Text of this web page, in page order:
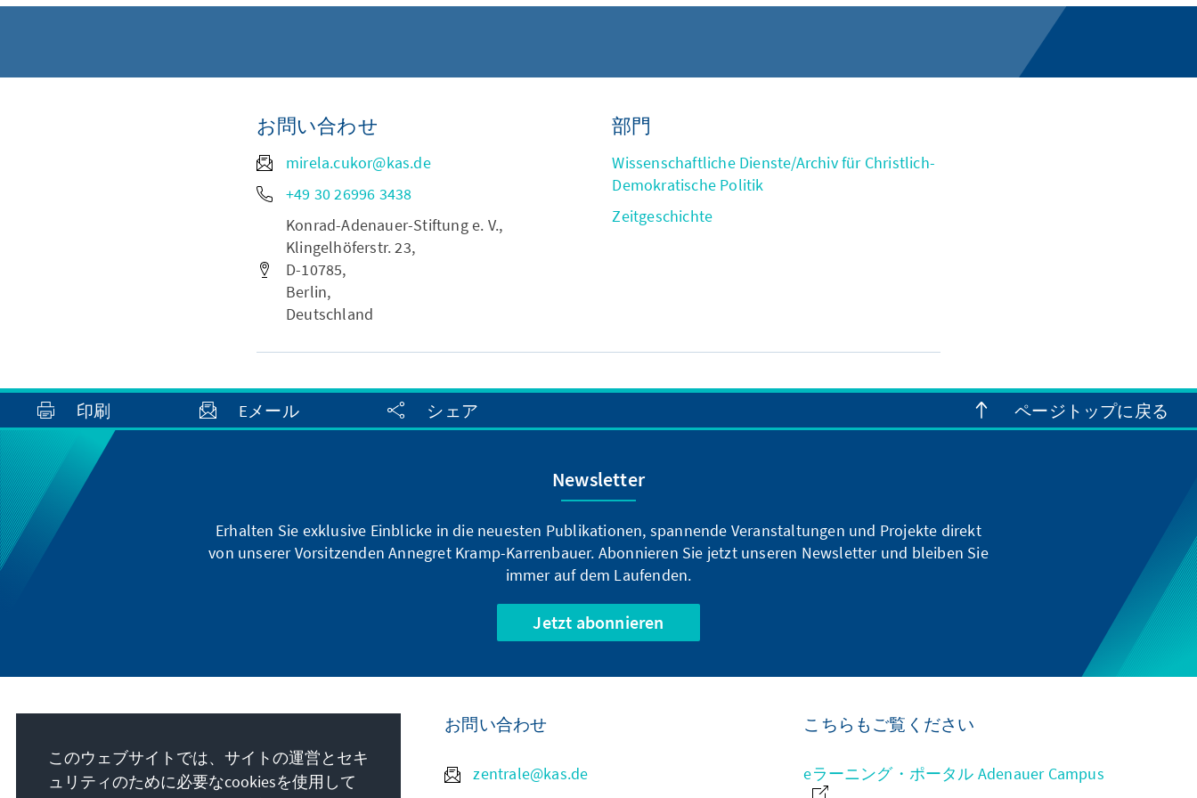
お問い合わせ
mirela.cukor@kas.de
+49 30 26996 3438
Konrad-Adenauer-Stiftung e. V.,
Klingelhöferstr. 23,
D-10785,
Berlin,
Deutschland
部門
Wissenschaftliche Dienste/Archiv für Christlich-
Demokratische Politik
Zeitgeschichte
印刷 Eメール シェア ページトップに戻る
Newsletter
Erhalten Sie exklusive Einblicke in die neuesten Publikationen, spannende Veranstaltungen und Projekte direkt
von unserer Vorsitzenden Annegret Kramp-Karrenbauer. Abonnieren Sie jetzt unseren Newsletter und bleiben Sie
immer auf dem Laufenden.
Jetzt abonnieren
Die Konrad-Adenauer-Stiftung setzt sich
お問い合わせ
zentrale@kas.de
こちらもご覧ください
eラーニング・ポータル Adenauer Campus
このウェブサイトでは、サイトの運営とセキ
ュリティのために必要なcookiesを使用して